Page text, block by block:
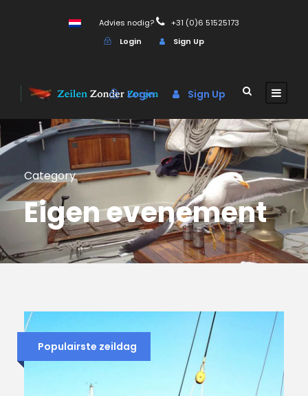
Advies nodig?
+31 (0)6 51525173
Login
Sign Up
Login Sign Up
Category
Eigen evenement
Populairste zeildag